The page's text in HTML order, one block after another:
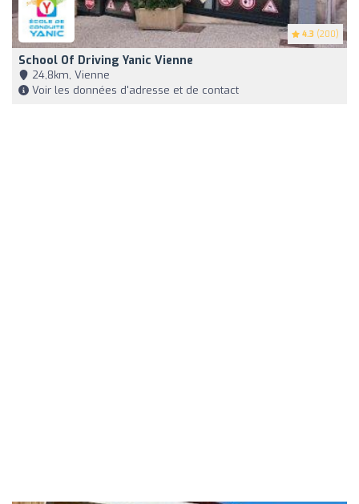
4.3 (200)
School Of Driving Yanic Vienne
24,8km, Vienne
Voir les données d'adresse et de contact